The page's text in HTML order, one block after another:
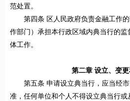
范处置。
第四条 区人民政府负责金融工作
作部门）承担本行政区域内典当行的
体工作。
第二章 设立、变
第五条 申请设立典当行，应当经
准，任何单位和个人不得设立典当行或